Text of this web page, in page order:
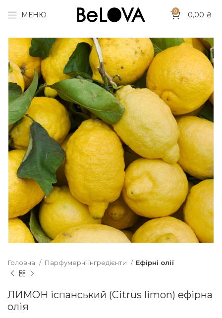
МЕНЮ 0 0,00 ₴
Головна Парфумерні інгредієнти Ефірні олії
ЛИМОН іспанський (Citrus limon) ефірна
олія